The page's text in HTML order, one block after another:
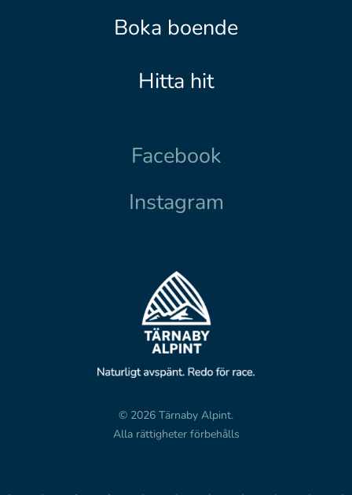
Boka boende
Hitta hit
Facebook
Instagram
© 2026 Tärnaby Alpint.
Alla rättigheter förbehålls